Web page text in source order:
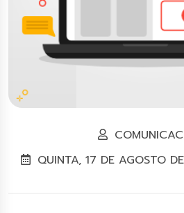
QUINTA, 17 DE AGOSTO